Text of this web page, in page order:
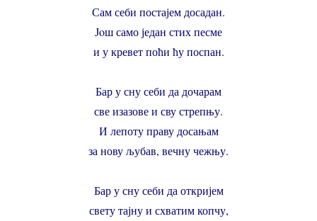
Сам себи постајем досадан.
Јoш само један стих песме
и у кревет поћи ћу поспан.
Бар у сну себи да дочарам
све изазове и сву стрепњу.
И лепоту праву досањам
за нову љубав, вечну чежњу.
Бар у сну себи да откријем
свету тајну и схватим копчу,